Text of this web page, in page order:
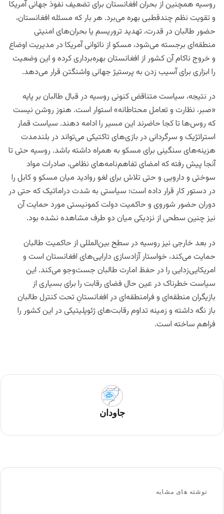
روسیه همچنین از بحران افغانستان برای تضعیف نفوذ جهانی آمریکا
و تقویت نظم چندقطبی بهره می‌برد. هر بار که مسئله افغانستان،
حضور طالبان در قدرت، تهدید تروریسم یا بحران‌های امنیتی
منطقه‌ای برجسته می‌شود، مسکو از ناتوانی آمریکا در مدیریت اوضاع
و خروج ناکام آن کشور از افغانستان بهره‌برداری کرده و این وضعیت
را ابزاری برای آسیب زدن به پرستیژ جهانی واشنگتن قرار می‌دهد.
در نتیجه، سیاست متناقض کنونی روسیه در قبال طالبان بر پایه
«صبر، نظارت و تعامل محتاطانه» استوار است. هنوز روشن نیست
که روس‌ها تا کجا حاضرند این مسیر را ادامه دهند. سیاست قمار
استراتژیک و سرگردانی در بازی‌های تاکتیکی می‌تواند در بلندمدت
هزینه‌های سنگینی برای مسکو به همراه داشته باشد. روسیه حتی تا
آنجا پیش رفته که امضای تفاهم‌نامه‌های نظامی، صادرات مواد
سوختی و دارویی و حتی تلاش برای لغو روادید میان مسکو و کابل را
در دستور کار قرار داده است؛ سیاستی به شدت دراماتیک که حتی در
دوران حضور شوروی و حاکمیت دولت کمونیستی مورد حمایت آن
نیز چنین سطحی از نزدیکی میان دو طرف مشاهده نشده بود.
در بعد خارجی نیز روسیه در سطح بین‌المللی از حاکمیت طالبان
حمایت می‌کند، خواستار آزادسازی دارایی‌های افغانستان است و
امریکایی‌زدایی را در حفظ امارت طالبان جست‌وجو می‌کند. این
سیاست خطرناک در عین حال فضای رقابت را برای بسیاری از
بازیگران منطقه‌ای و فرامنطقه‌ای در افغانستانِ تحت کنترل طالبان
باز نگه داشته و زمینه تداوم رقابت‌های ژئوپلیتیکی در این کشور را
فراهم ساخته است.
جاودان
نوشته های مشابه